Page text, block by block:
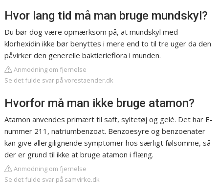
Hvor lang tid må man bruge mundskyl?
Du bør dog være opmærksom på, at mundskyl med
klorhexidin ikke bør benyttes i mere end to til tre uger da den
påvirker den generelle baktierieflora i munden.
Anmodning om fjernelse
Se det fulde svar på vorestaender.dk
Hvorfor må man ikke bruge atamon?
Atamon anvendes primært til saft, syltetøj og gelé. Det har E-
nummer 211, natriumbenzoat. Benzoesyre og benzoenater
kan give allergilignende symptomer hos særligt følsomme, så
der er grund til ikke at bruge atamon i flæng.
Anmodning om fjernelse
Se det fulde svar på samvirke.dk